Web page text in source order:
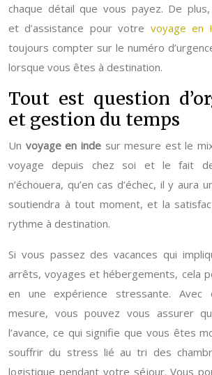
chaque détail que vous payez. De
et d’assistance pour votre voyage en
toujours compter sur le numéro
lorsque vous êtes à destination.
Tout est question
et gestion du temps
Un voyage en indesur mesure est le
voyage depuis chez soi et le fait
n’échouera, qu’en cas d’échec, il y aura
soutiendra à tout moment, et la
rythme à destination.
Si vous passez des vacances qui
arrêts, voyages et hébergements, cela
en une expérience stressante. Avec
mesure, vous pouvez vous assurer
l’avance, ce qui signifie que vous êtes
souffrir du stress lié au tri des
logistique pendant votre séjour. Vous